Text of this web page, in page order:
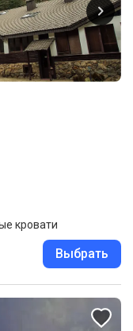
кровати
Выбрать